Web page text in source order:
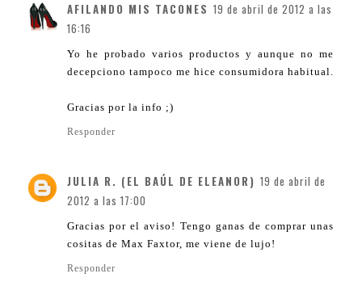
AFILANDO MIS TACONES 19 de abril de 2012 a las
16:16
Yo he probado varios productos y aunque no me
decepciono tampoco me hice consumidora habitual.
Gracias por la info ;)
Responder
JULIA R. (EL BAÚL DE ELEANOR) 19 de abril de
2012 a las 17:00
Gracias por el aviso! Tengo ganas de comprar unas
cositas de Max Faxtor, me viene de lujo!
Responder